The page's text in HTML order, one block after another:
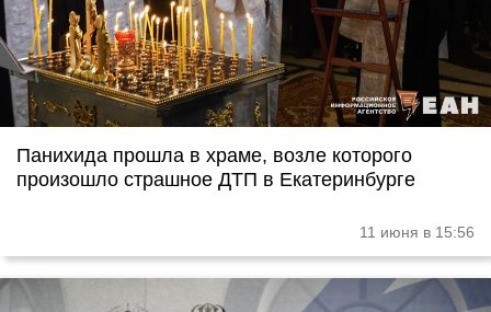
Панихида прошла в храме, возле которого
произошло страшное ДТП в Екатеринбурге
11 июня в 15:56